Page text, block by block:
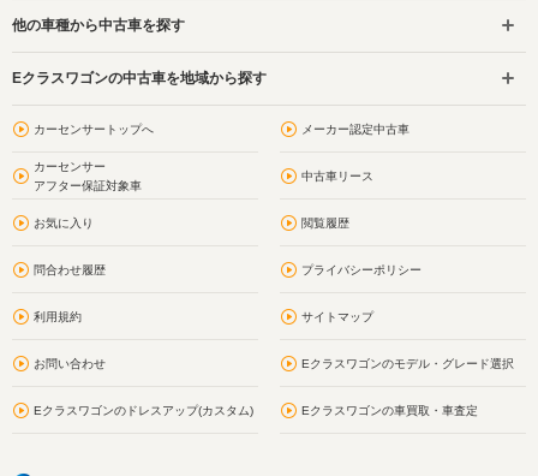
他の車種から中古車を探す
Eクラスワゴンの中古車を地域から探す
カーセンサートップへ メーカー認定中古車
カーセンサー
アフター保証対象車
中古車リース
お気に入り 閲覧履歴
問合わせ履歴 プライバシーポリシー
利用規約 サイトマップ
お問い合わせ Eクラスワゴンのモデル・グレード選択
Eクラスワゴンのドレスアップ(カスタム) Eクラスワゴンの車買取・車査定